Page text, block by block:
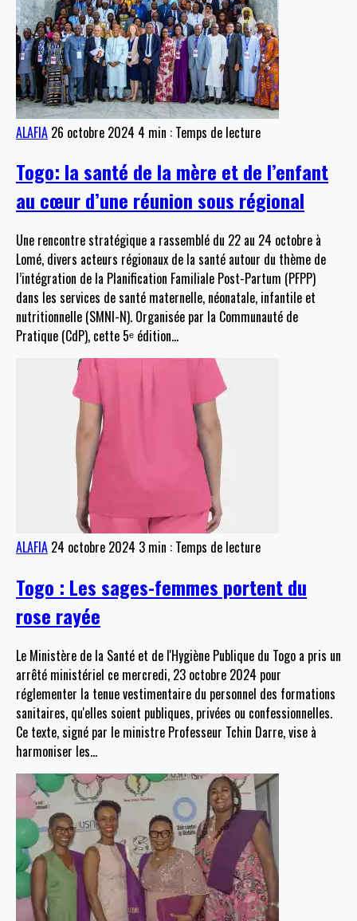
ALAFIA 26 octobre 2024 4 min : Temps de lecture
Togo: la santé de la mère et de l’enfant
au cœur d’une réunion sous régional
Une rencontre stratégique a rassemblé du 22 au 24 octobre à
Lomé, divers acteurs régionaux de la santé autour du thème de
l’intégration de la Planification Familiale Post-Partum (PFPP)
dans les services de santé maternelle, néonatale, infantile et
nutritionnelle (SMNI-N). Organisée par la Communauté de
Pratique (CdP), cette 5ᵉ édition…
ALAFIA 24 octobre 2024 3 min : Temps de lecture
Togo : Les sages-femmes portent du
rose rayée
Le Ministère de la Santé et de l'Hygiène Publique du Togo a pris un
arrêté ministériel ce mercredi, 23 octobre 2024 pour
réglementer la tenue vestimentaire du personnel des formations
sanitaires, qu'elles soient publiques, privées ou confessionnelles.
Ce texte, signé par le ministre Professeur Tchin Darre, vise à
harmoniser les…